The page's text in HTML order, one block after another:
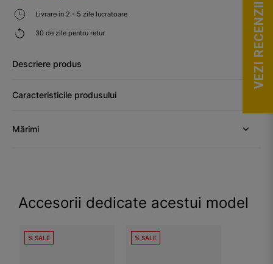
Livrare in 2 - 5 zile lucratoare
30 de zile pentru retur
Descriere produs
Caracteristicile produsului
Mărimi
Accesorii dedicate acestui model
% SALE % SALE
VEZI RECENZII